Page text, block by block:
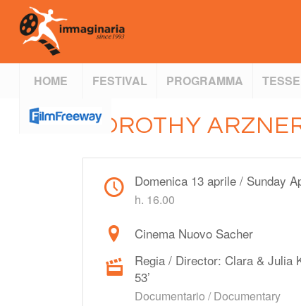
HOME FESTIVAL PROGRAMMA
DOROTHY
Domenica 13 aprile / Sunday
h. 16.00
Cinema Nuovo Sacher
Regia / Director: Clara & Julia
53’
Documentario / Documentary